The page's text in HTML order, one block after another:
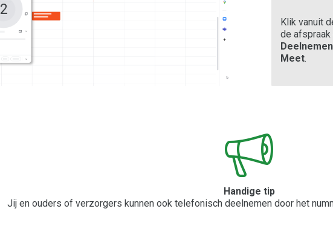
2
Klik vanuit
de afspraak
Meet.
Handige tip
Jij en ouders of verzorgers kunnen ook telefonisch deelnemen door het